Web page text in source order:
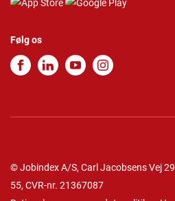
Følg os
© Jobindex A/S, Carl Jacobsens Vej
55, CVR-nr. 21367087